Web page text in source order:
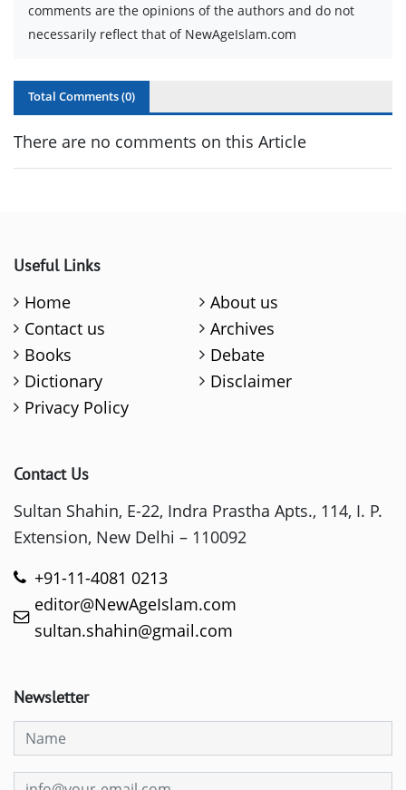
comments are the opinions of the authors and do not
necessarily reflect that of NewAgeIslam.com
Total Comments (0)
There are no comments on this Article
Useful Links
Home
About us
Contact us
Archives
Books
Debate
Dictionary
Disclaimer
Privacy Policy
Contact Us
Sultan Shahin, E-22, Indra Prastha Apts., 114, I. P.
Extension, New Delhi – 110092
+91-11-4081 0213
editor@NewAgeIslam.com
sultan.shahin@gmail.com
Newsletter